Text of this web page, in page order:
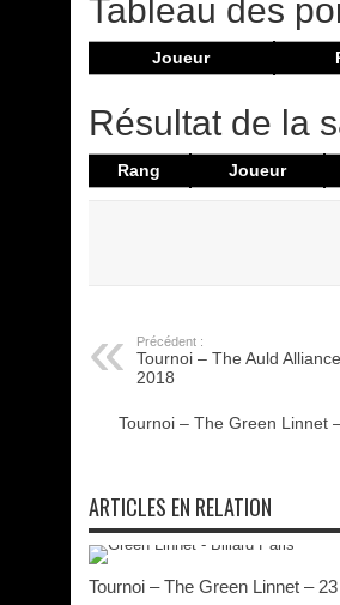
Tableau des
Joueur
Résultat de la
Rang Joueur
Précédent :
Tournoi – The Auld
2018
Tournoi – The Green Linnet
ARTICLES EN RELATION
Tournoi – The Green Linnet –